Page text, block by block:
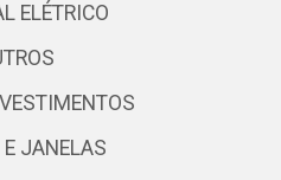
ELÉTRICO
E JANELAS